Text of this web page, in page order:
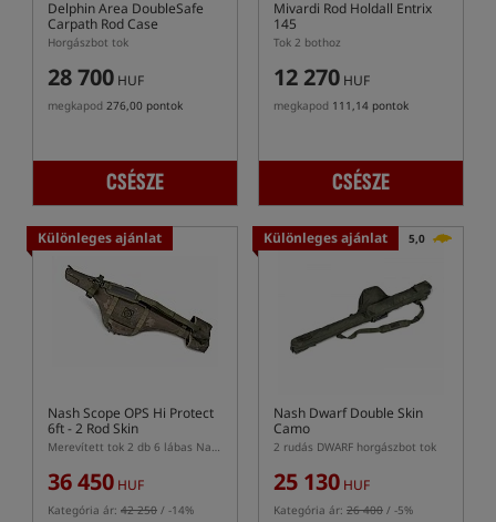
Delphin Area DoubleSafe
Carpath Rod Case
Horgászbot tok
28 700 HUF
megkapod 276,00 pontok
CSÉSZE
Mivardi Rod Holdall Entrix
145
Tok 2 bothoz
12 270 HUF
megkapod 111,14 pontok
CSÉSZE
Különleges ajánlat
Nash Scope OPS Hi Protect
6ft - 2 Rod Skin
Merevített tok 2 db 6 lábas Nash Scope bothoz
36 450 HUF
Kategória ár: 42 250 / -14%
Különleges ajánlat 5,0
Nash Dwarf Double Skin
Camo
2 rudás DWARF horgászbot tok
25 130 HUF
Kategória ár: 26 400 / -5%